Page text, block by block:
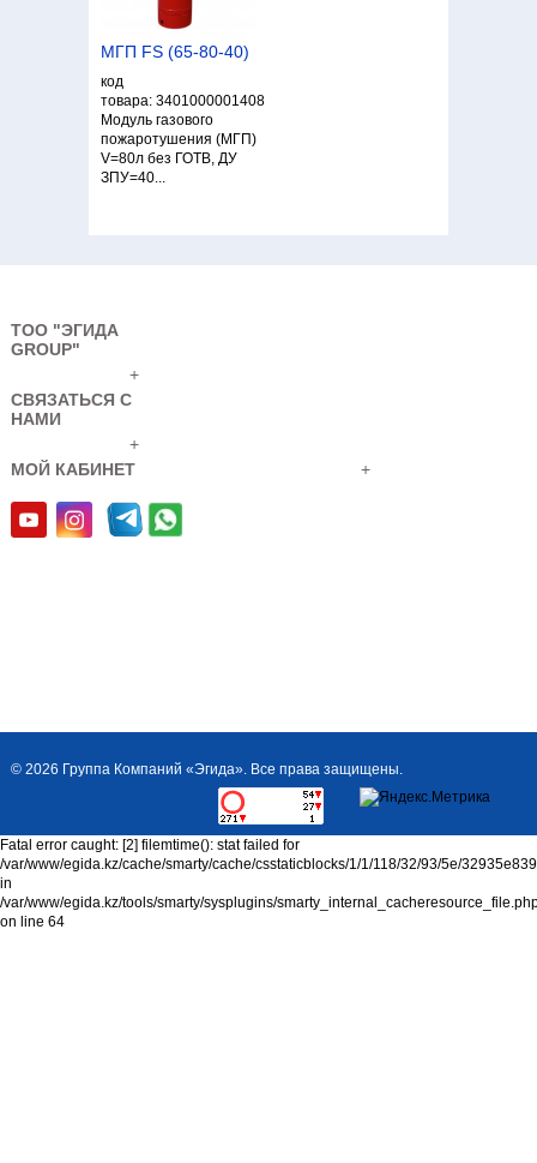
МГП FS (65-80-40)
код
товара: 3401000001408
Модуль газового
пожаротушения (МГП)
V=80л без ГОТВ, ДУ
ЗПУ=40...
МГП FS (65-90-40)
товара: 3401000001407
Модуль газового
V=90л без ГОТВ, ДУ
ЗПУ=40...
МГП FS (65-100-
товара: 3401000001406
Модуль газового
пожаротушения (МГП)
ТОО "ЭГИДА
GROUP"
+
СВЯЗАТЬСЯ С
НАМИ
+
МОЙ КАБИНЕТ
+
© 2026 Группа Компаний «Эгида». Все права защищены.
Fatal error caught: [2] filemtime(): stat failed for
/var/www/egida.kz/cache/smarty/cache/csstaticblocks/1/1/118/32/93/5e/
in
/var/www/egida.kz/tools/smarty/sysplugins/
on line 64